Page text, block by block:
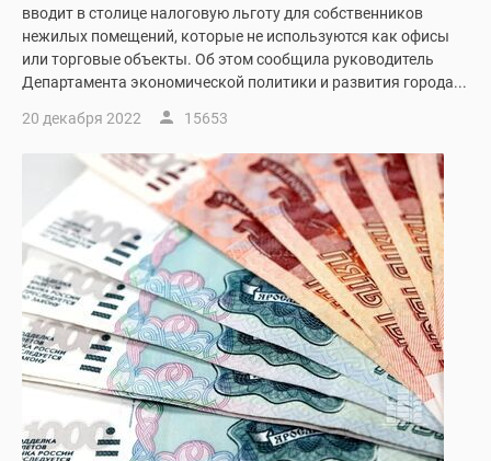
вводит в столице налоговую льготу для собственников
нежилых помещений, которые не используются как офисы
или торговые объекты. Об этом сообщила руководитель
Департамента экономической политики и развития города...
20 декабря 2022 15653